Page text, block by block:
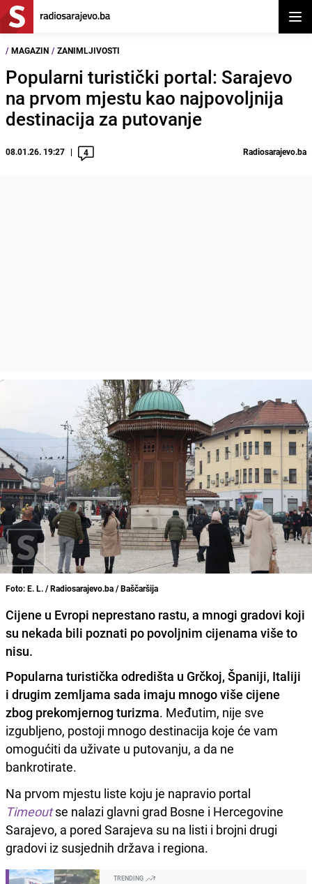
/ MAGAZIN / ZANIMLJIVOSTI
Popularni turistički portal: Sarajevo
na prvom mjestu kao najpovoljnija
destinacija za putovanje
08.01.26. 19:27 4 Radiosarajevo.ba
Foto: E. L. / Radiosarajevo.ba / Baščaršija
Cijene u Evropi neprestano rastu, a mnogi gradovi koji
su nekada bili poznati po povoljnim cijenama više to
nisu.
Popularna turistička odredišta u Grčkoj, Španiji, Italiji
i drugim zemljama sada imaju mnogo više cijene
zbog prekomjernog turizma. Međutim, nije sve
izgubljeno, postoji mnogo destinacija koje će vam
omogućiti da uživate u putovanju, a da ne
bankrotirate.
Na prvom mjestu liste koju je napravio portal
Timeoutse nalazi glavni grad Bosne i Hercegovine
Sarajevo, a pored Sarajeva su na listi i brojni drugi
gradovi iz susjednih država i regiona.
TRENDING